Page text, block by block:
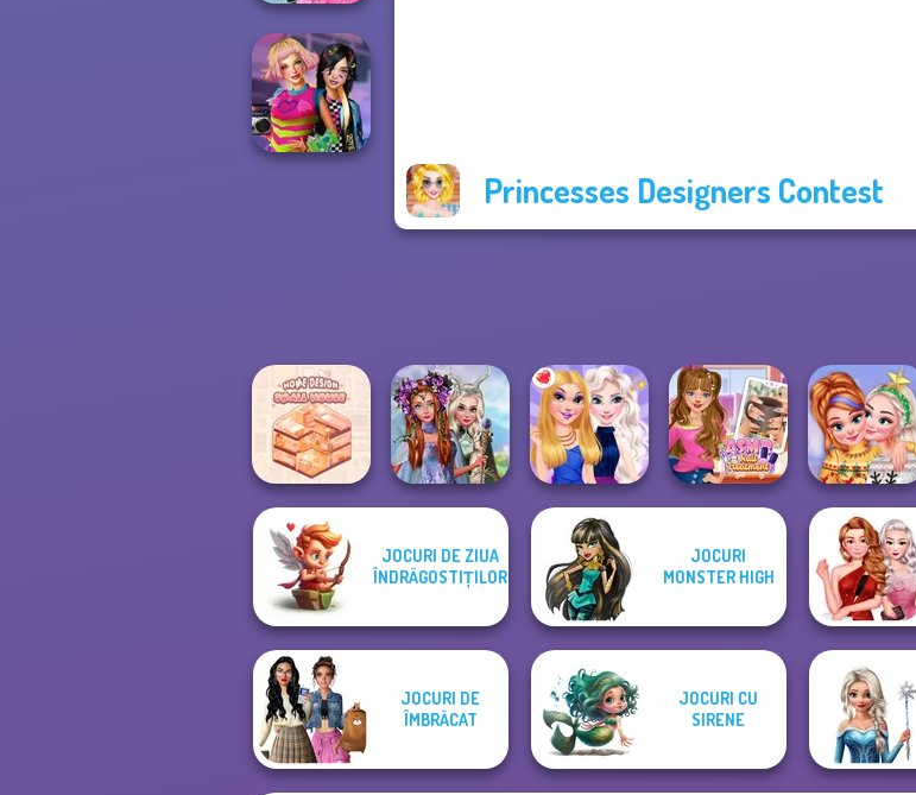
Princesses Designers Contest
School
Popularity
Challenge
Home Design:
Small House
Princesses
Fantasy
Makeover
BFFs Night Out
ASMR Nail
Treatment
New Christmas
Sweater Design
JOCURI DE ZIUA
ÎNDRĂGOSTIȚILOR
JOCURI
MONSTER HIGH
JOCURI DE
ÎMBRĂCAT
JOCURI CU
SIRENE